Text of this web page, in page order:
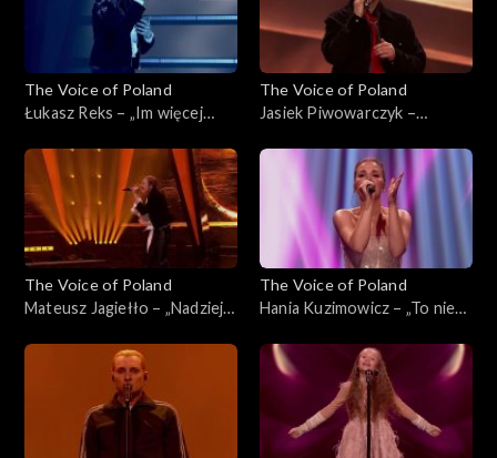
The Voice of Poland
Łukasz Reks – „Im więcej
of Poland”, Finał, 29
listopada 2025
The Voice of Poland
Jasiek Piwowarczyk –
of Poland”, Finał, 29
listopada 2025
The Voice of Poland
Mateusz Jagiełło – „Nadzieja”,
29 listopada 2025
The Voice of Poland
Hania Kuzimowicz – „To nie
Finał, 29 listopada 2025